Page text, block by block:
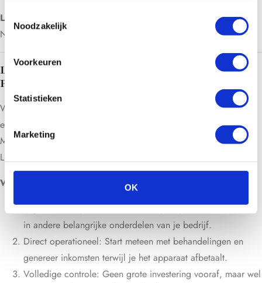
Noodzakelijk
Voorkeuren
Statistieken
Marketing
OK
Let op
: Prijzen exclusief BTW en eventuele extra opties zoals het
ND YAG-handvat.
LEASE DE NOVASKIN PRO LUMINOR VANAF €450
PER MAAND
Wil je investeren in de nieuwste lasertechnologie zonder direct
een grote uitgave te doen?
Met onze flexibele leaseoptie beschik je over de NovaSkin Pro
Luminor vanaf slechts €450 excl. BTW per maand.
Waarom leasen?
Lage maandelijkse kosten: Behoud je liquiditeit en investeer
in andere belangrijke onderdelen van je bedrijf.
Direct operationeel: Start meteen met behandelingen en
genereer inkomsten terwijl je het apparaat afbetaalt.
Volledige controle: Geen grote investering vooraf, maar wel